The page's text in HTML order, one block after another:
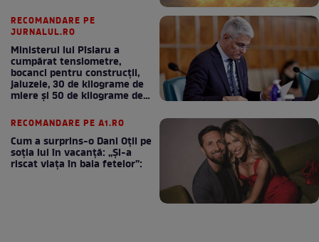
RECOMANDARE PE
JURNALUL.RO
Ministerul lui Pîslaru a
cumpărat tensiometre,
bocanci pentru construcții,
jaluzele, 30 de kilograme de
miere și 50 de kilograme de
RECOMANDARE PE A1.RO
Cum a surprins-o Dani Oțil pe
soția lui în vacanță: „Și-a
riscat viața în baia fetelor”: